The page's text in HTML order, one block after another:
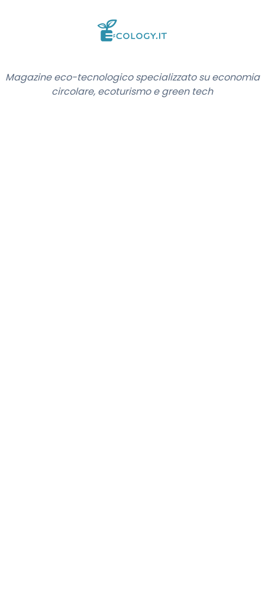
Magazine eco-tecnologico specializzato su economia
circolare, ecoturismo e green tech